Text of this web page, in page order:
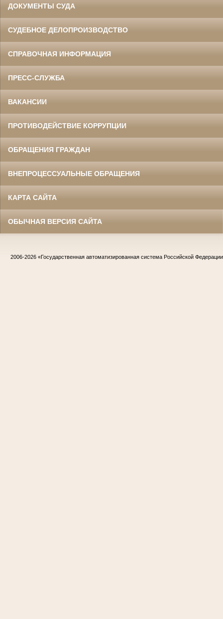
ДОКУМЕНТЫ СУДА
СУДЕБНОЕ ДЕЛОПРОИЗВОДСТВО
СПРАВОЧНАЯ ИНФОРМАЦИЯ
ПРЕСС-СЛУЖБА
ВАКАНСИИ
ПРОТИВОДЕЙСТВИЕ КОРРУПЦИИ
ОБРАЩЕНИЯ ГРАЖДАН
ВНЕПРОЦЕССУАЛЬНЫЕ ОБРАЩЕНИЯ
КАРТА САЙТА
ОБЫЧНАЯ ВЕРСИЯ САЙТА
2006-2026 «Государственная автоматизированная система Российской